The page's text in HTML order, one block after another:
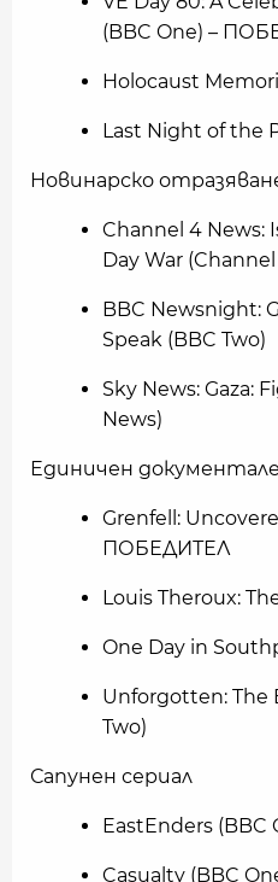
(BBC One) –
Holocaust
Last Night of the
Новинарско
Channel 4 News:
Day War
BBC Newsnight:
Speak (BBC Two)
Sky News: Gaza:
News)
Единичен
Grenfell:
ПОБЕДИТЕЛ
Louis Theroux:
One Day in
Unforgotten: The
Two)
Сапунен сериал
EastEnders
Casualty (BBC